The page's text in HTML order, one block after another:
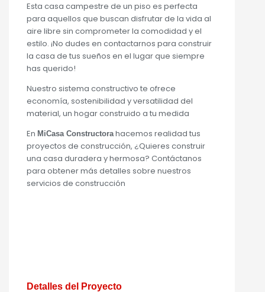
Esta casa campestre de un piso es perfecta
para aquellos que buscan disfrutar de la vida al
aire libre sin comprometer la comodidad y el
estilo. ¡No dudes en contactarnos para construir
la casa de tus sueños en el lugar que siempre
has querido!
Nuestro sistema constructivo te ofrece
economía, sostenibilidad y versatilidad del
material, un hogar construido a tu medida
En MiCasa Constructorahacemos realidad tus
proyectos de construcción, ¿Quieres construir
una casa duradera y hermosa? Contáctanos
para obtener más detalles sobre nuestros
servicios de construcción
Detalles del Proyecto